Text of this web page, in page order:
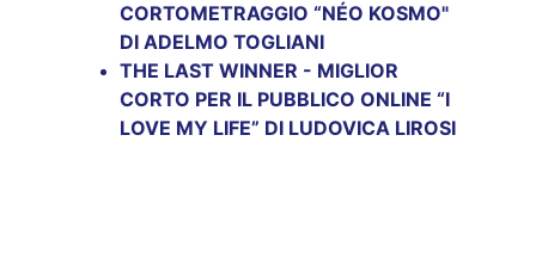
CORTOMETRAGGIO “NÉO KOSMO"
DI ADELMO TOGLIANI
THE LAST WINNER - MIGLIOR
CORTO PER IL PUBBLICO ONLINE “I
LOVE MY LIFE” DI LUDOVICA LIROSI